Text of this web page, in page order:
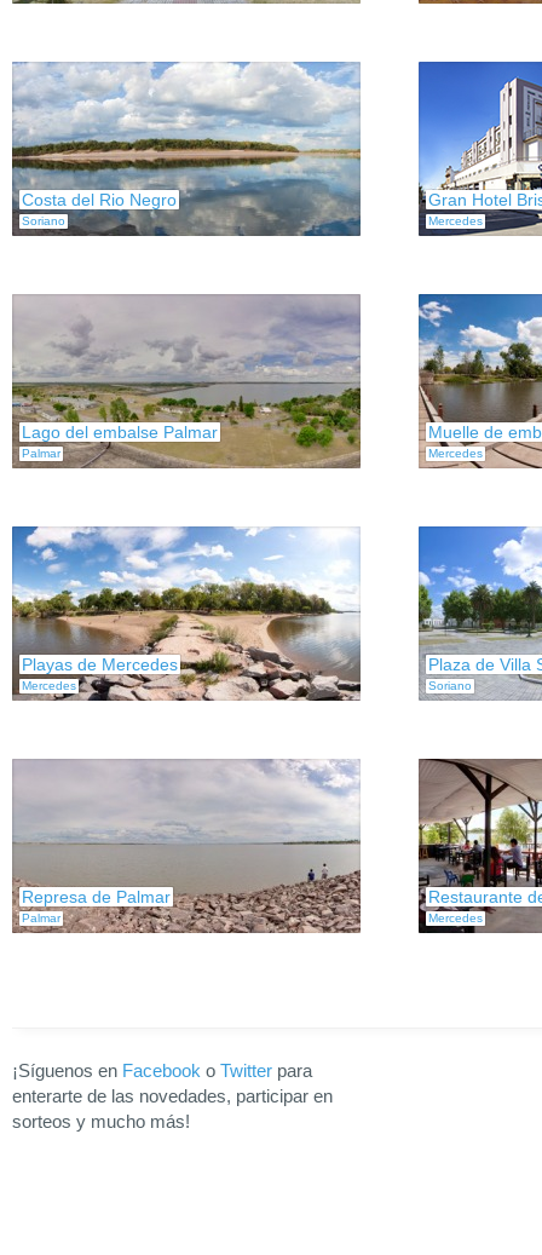
Costa del Rio Negro
Soriano
Gran Hotel
Mercedes
Lago del embalse Palmar
Palmar
Muelle de
Mercedes
Playas de Mercedes
Mercedes
Plaza de Villa
Soriano
Represa de Palmar
Palmar
Restaurante
Mercedes
¡Síguenos en Facebook o Twitter para
enterarte de las novedades, participar en
sorteos y mucho más!